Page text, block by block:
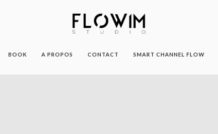
BOOK A PROPOS CONTACT SMART CHANNEL FLOW